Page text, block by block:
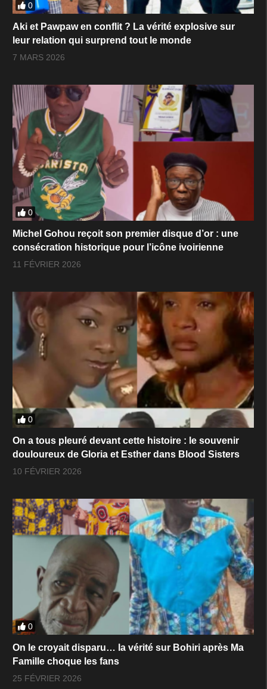
0
Aki et Pawpaw en conflit ? La vérité explosive sur
leur relation qui surprend tout le monde
7 MARS 2026
0
Michel Gohou reçoit son premier disque d’or : une
consécration historique pour l’icône ivoirienne
11 FÉVRIER 2026
0
On a tous pleuré devant cette histoire : le souvenir
douloureux de Gloria et Esther dans Blood Sisters
10 FÉVRIER 2026
0
On le croyait disparu… la vérité sur Bohiri après Ma
Famille choque les fans
25 FÉVRIER 2026